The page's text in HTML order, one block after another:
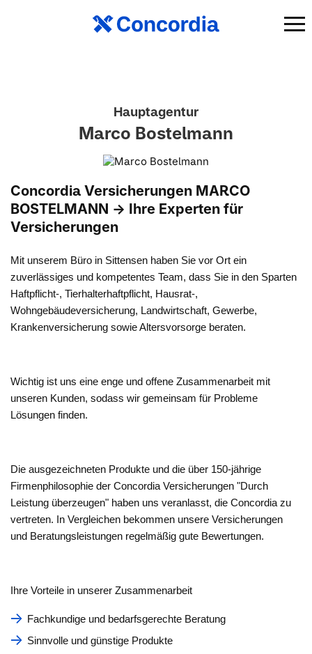
Hauptagentur
Marco Bostelmann
Concordia Versicherungen MARCO
BOSTELMANN -> Ihre Experten für
Versicherungen
Mit unserem Büro in Sittensen haben Sie vor Ort ein
zuverlässiges und kompetentes Team, dass Sie in den Sparten
Haftpflicht-, Tierhalterhaftpflicht, Hausrat-,
Wohngebäudeversicherung, Landwirtschaft, Gewerbe,
Krankenversicherung sowie Altersvorsorge beraten.
Wichtig ist uns eine enge und offene Zusammenarbeit mit
unseren Kunden, sodass wir gemeinsam für Probleme
Lösungen finden.
Die ausgezeichneten Produkte und die über 150-jährige
Firmenphilosophie der Concordia Versicherungen "Durch
Leistung überzeugen" haben uns veranlasst, die Concordia zu
vertreten. In Vergleichen bekommen unsere Versicherungen
und Beratungsleistungen regelmäßig gute Bewertungen.
Ihre Vorteile in unserer Zusammenarbeit
Fachkundige und bedarfsgerechte Beratung
Sinnvolle und günstige Produkte